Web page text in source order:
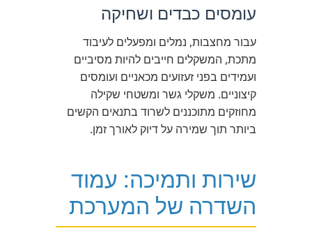
עומסים כבדים ושחיקה
עבור מחצבות, נמלים ומפעלים לעיבוד
מתכת, המשקלים חייבים להיות מסיביים
ועמידים בפני זעזועים מכאניים ועומסים
קיצוניים. משקלי גשר ומשטחי שקילה
מחוזקים מתוכננים לשרוד בתנאים הקשים
ביותר תוך שמירה על דיוק לאורך זמן.
שירות ותמיכה: עמוד
השדרה של המערכת